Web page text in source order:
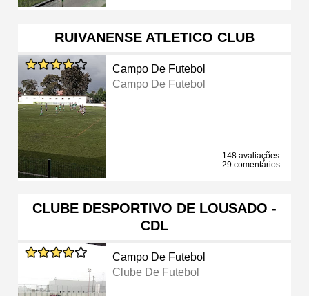
RUIVANENSE ATLETICO CLUB
Campo De Futebol
Campo De Futebol
148 avaliações
29 comentários
CLUBE DESPORTIVO DE LOUSADO -
CDL
Campo De Futebol
Clube De Futebol